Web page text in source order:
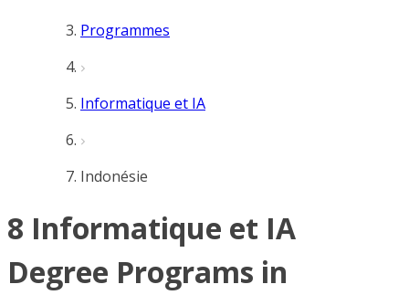
Programmes
Informatique et IA
Indonésie
8 Informatique et IA
Degree Programs in